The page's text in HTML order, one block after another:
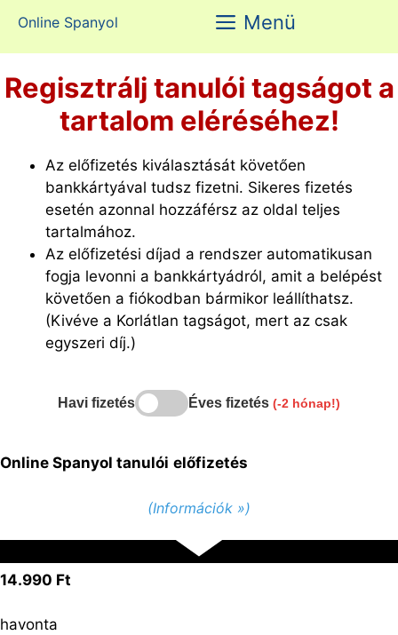
tartalomba
Online Spanyol Menü
Regisztrálj tanulói tagságot a
tartalom eléréséhez!
Az előfizetés kiválasztását követően
bankkártyával tudsz fizetni. Sikeres fizetés
esetén azonnal hozzáférsz az oldal teljes
tartalmához.
Az előfizetési díjad a rendszer automatikusan
fogja levonni a bankkártyádról, amit a belépést
követően a fiókodban bármikor leállíthatsz.
(Kivéve a Korlátlan tagságot, mert az csak
egyszeri díj.)
Havi fizetés Éves fizetés (-2 hónap!)
Online Spanyol tanulói előfizetés
(Információk »)
14.990 Ft
havonta